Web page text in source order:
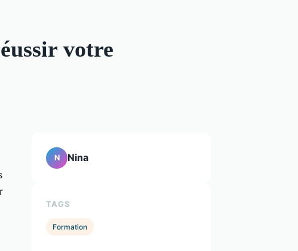
votre
N Nina
TAGS
Formation